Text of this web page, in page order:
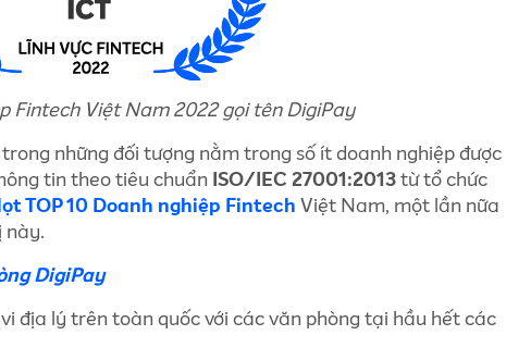
Fintech Việt Nam 2022 gọi tên DigiPay
những đối tượng nằm trong số ít doanh nghiệp được
tin theo tiêu chuẩn ISO/IEC 27001:2013 từ tổ chức
TOP 10 Doanh nghiệp Fintech Việt Nam, một lần nữa
này.
DigiPay
địa lý trên toàn quốc với các văn phòng tại hầu hết các